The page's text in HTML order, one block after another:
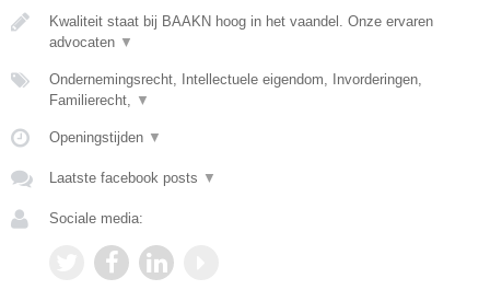
Kwaliteit staat bij BAAKN hoog in het vaandel. Onze ervaren
advocaten ▼
Ondernemingsrecht, Intellectuele eigendom, Invorderingen,
Familierecht, ▼
Openingstijden ▼
Laatste facebook posts ▼
Sociale media: